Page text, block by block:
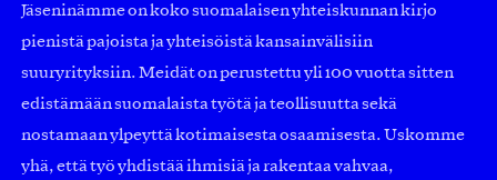
Jäseninämme on koko suomalaisen yhteiskunnan kirjo
pienistä pajoista ja yhteisöistä kansainvälisiin
suuryrityksiin. Meidät on perustettu yli 100 vuotta sitten
edistämään suomalaista työtä ja teollisuutta sekä
nostamaan ylpeyttä kotimaisesta osaamisesta. Uskomme
yhä, että työ yhdistää ihmisiä ja rakentaa vahvaa,